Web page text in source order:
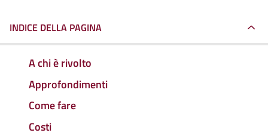
INDICE DELLA PAGINA
A chi è rivolto
Approfondimenti
Come fare
Costi